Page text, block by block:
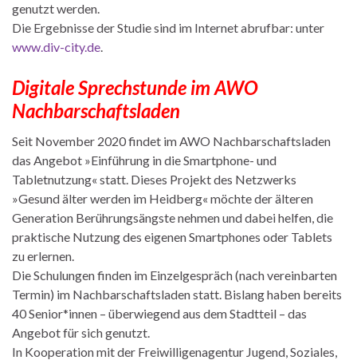
genutzt werden.
Die Ergebnisse der Studie sind im Internet abrufbar: unter
www.div-city.de.
Digitale Sprechstunde im AWO
Nachbarschaftsladen
Seit November 2020 findet im AWO Nachbarschaftsladen
das Angebot »Einführung in die Smartphone- und
Tabletnutzung« statt. Dieses Projekt des Netzwerks
»Gesund älter werden im Heidberg« möchte der älteren
Generation Berührungsängste nehmen und dabei helfen, die
praktische Nutzung des eigenen Smartphones oder Tablets
zu erlernen.
Die Schulungen finden im Einzelgespräch (nach vereinbarten
Termin) im Nachbarschaftsladen statt. Bislang haben bereits
40 Senior*innen – überwiegend aus dem Stadtteil – das
Angebot für sich genutzt.
In Kooperation mit der Freiwilligenagentur Jugend, Soziales,